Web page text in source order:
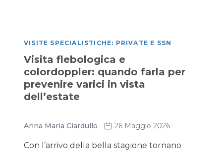
VISITE SPECIALISTICHE: PRIVATE E SSN
Visita flebologica e
colordoppler: quando farla per
prevenire varici in vista
dell’estate
Anna Maria Ciardullo 26 Maggio 2026
Con l’arrivo della bella stagione tornano